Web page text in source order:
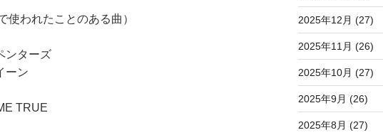
われたことのある曲）
ターズ
ーン
TRUE
2025年12月 (27)
2025年11月 (26)
2025年10月 (27)
2025年9月 (26)
2025年8月 (27)